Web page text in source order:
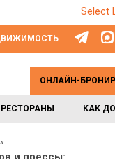
Select
РЕСТОРАНЫ КАК
ОНЛАЙН-